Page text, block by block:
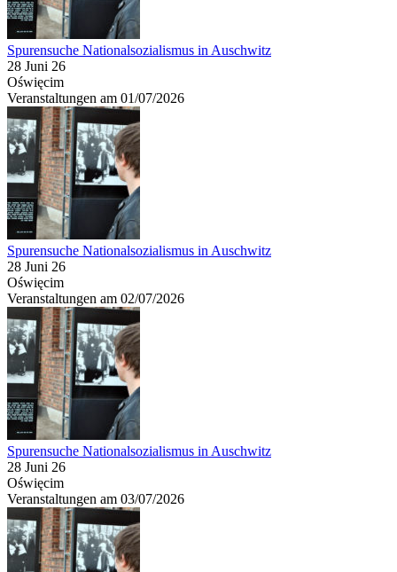
Spurensuche Nationalsozialismus in Auschwitz
28 Juni 26
Oświęcim
Veranstaltungen am 01/07/2026
Spurensuche Nationalsozialismus in Auschwitz
28 Juni 26
Oświęcim
Veranstaltungen am 02/07/2026
Spurensuche Nationalsozialismus in Auschwitz
28 Juni 26
Oświęcim
Veranstaltungen am 03/07/2026